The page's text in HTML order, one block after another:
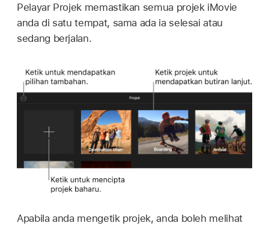
Pelayar Projek memastikan semua projek iMovie
anda di satu tempat, sama ada ia selesai atau
sedang berjalan.
Apabila anda mengetik projek, anda boleh melihat